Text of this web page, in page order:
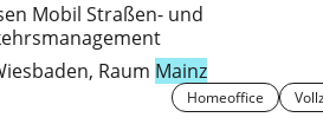
Mobil Straßen- und
Raum Mainz
Homeoffice